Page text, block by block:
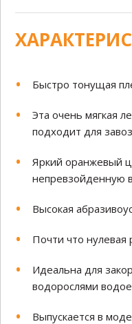
Быстро тонущая
Эта очень мягкая
подходит для
Яркий оранжевый
непревзойденную
Высокая
Почти что нулевая
Идеальна для
водорослями
Выпускается в